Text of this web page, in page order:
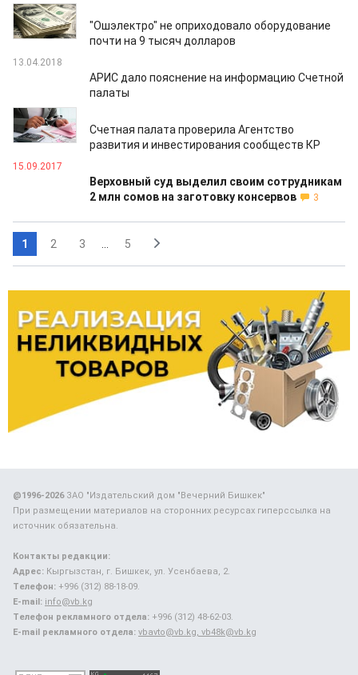
18.04.2018
"Ошэлектро" не оприходовало оборудование
почти на 9 тысяч долларов
13.04.2018
АРИС дало пояснение на информацию Счетной
палаты
12.04.2018
Счетная палата проверила Агентство
развития и инвестирования сообществ КР
15.09.2017
Верховный суд выделил своим сотрудникам
2 млн сомов на заготовку консервов
3
1 2 3 5
@1996-2026ЗАО "Издательский дом "Вечерний Бишкек"
При размещении материалов на сторонних ресурсах гиперссылка на
источник обязательна.
Контакты редакции:
Адрес: Кыргызстан, г. Бишкек, ул. Усенбаева, 2.
Телефон: +996 (312) 88-18-09.
E-mail: info@vb.kg
Телефон рекламного отдела: +996 (312) 48-62-03.
E-mail рекламного отдела: vbavto@vb.kg, vb48k@vb.kg